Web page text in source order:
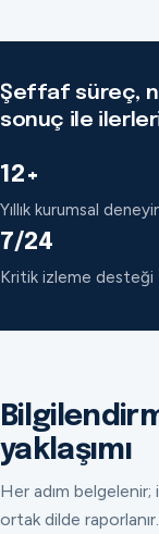
Şeffaf süreç,
sonuç ile
12+
Yıllık kurumsal
7/24
Kritik izleme desteği
yaklaşımı
Her adım
ortak dilde raporlanır.